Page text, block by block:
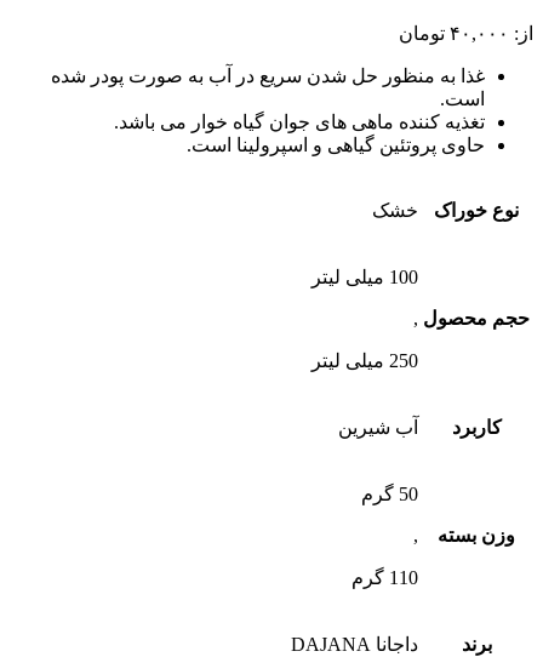
از: ۴۰,۰۰۰ تومان
غذا به منظور حل شدن سریع در آب به صورت پودر شده
است.
تغذیه کننده ماهی های جوان گیاه خوار می باشد.
حاوی پروتئین گیاهی و اسپرولینا است.
نوع خوراک خشک
حجم محصول
100 میلی لیتر
,
250 میلی لیتر
کاربرد آب شیرین
وزن بسته
50 گرم
,
110 گرم
برند داجانا DAJANA